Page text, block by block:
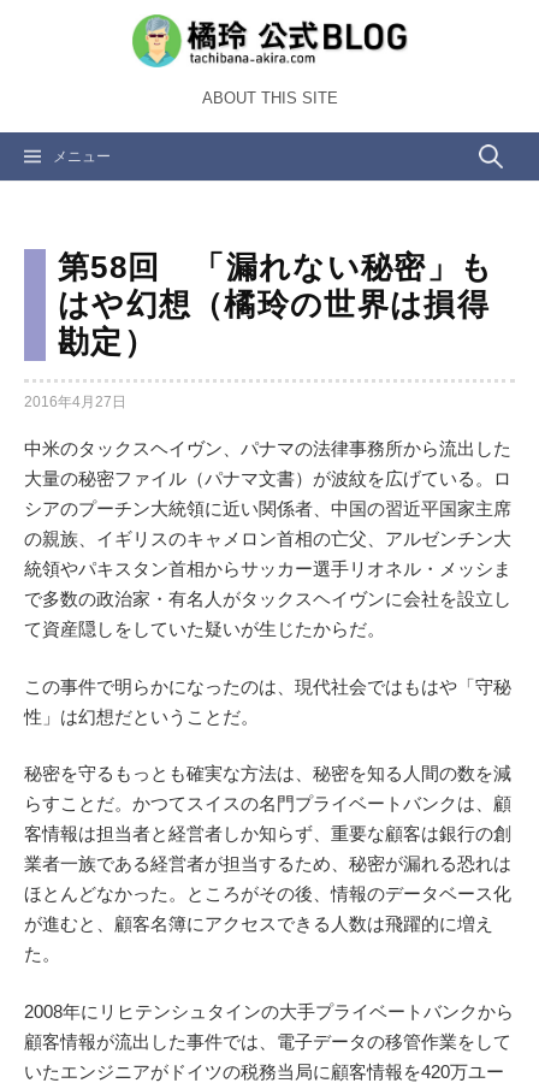
ツ
ABOUT THIS SITE
メニュー 検
第58回 「漏れない秘密」も
はや幻想（橘玲の世界は損得
勘定）
2016年4月27日
中米のタックスヘイヴン、パナマの法律事務所から流出した
大量の秘密ファイル（パナマ文書）が波紋を広げている。ロ
シアのプーチン大統領に近い関係者、中国の習近平国家主席
の親族、イギリスのキャメロン首相の亡父、アルゼンチン大
統領やパキスタン首相からサッカー選手リオネル・メッシま
で多数の政治家・有名人がタックスヘイヴンに会社を設立し
て資産隠しをしていた疑いが生じたからだ。
この事件で明らかになったのは、現代社会ではもはや「守秘
性」は幻想だということだ。
秘密を守るもっとも確実な方法は、秘密を知る人間の数を減
らすことだ。かつてスイスの名門プライベートバンクは、顧
客情報は担当者と経営者しか知らず、重要な顧客は銀行の創
業者一族である経営者が担当するため、秘密が漏れる恐れは
ほとんどなかった。ところがその後、情報のデータベース化
が進むと、顧客名簿にアクセスできる人数は飛躍的に増え
た。
2008年にリヒテンシュタインの大手プライベートバンクから
顧客情報が流出した事件では、電子データの移管作業をして
いたエンジニアがドイツの税務当局に顧客情報を420万ユー